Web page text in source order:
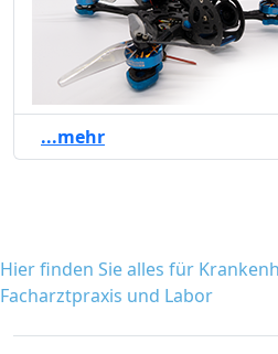
...mehr
Hier finden Sie alles für
Facharztpraxis und Labor